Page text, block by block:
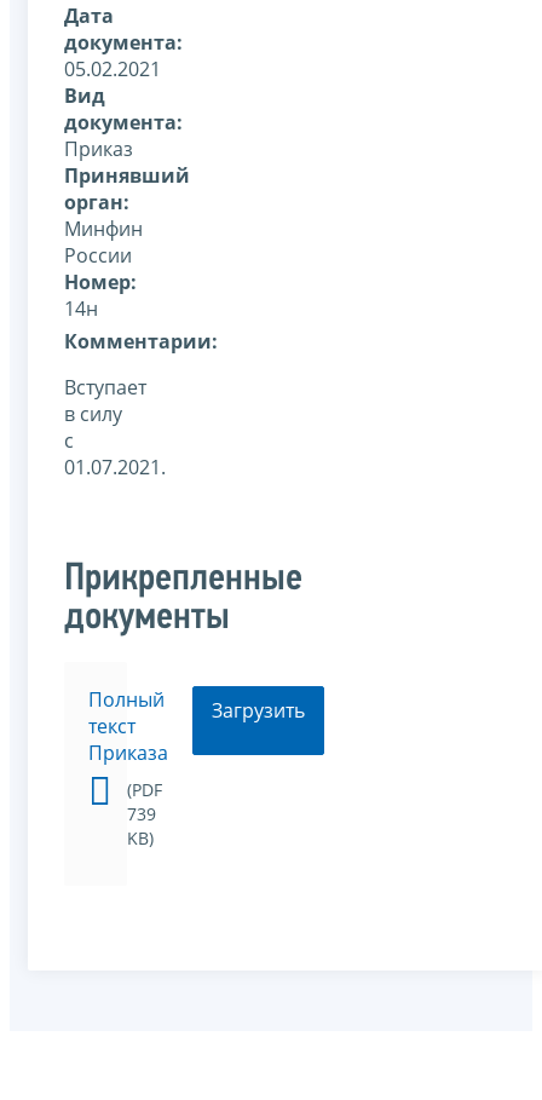
Дата
документа:
05.02.2021
Вид
документа:
Приказ
Принявший
орган:
Минфин
России
Номер:
14н
Комментарии:
Вступает
в силу
с
01.07.2021.
Прикрепленные
документы
Полный
текст
Приказа
(PDF
739
KB)
Загрузить